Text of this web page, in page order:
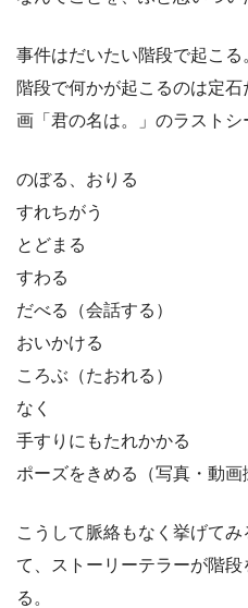
事件はだいたい階段で起こる
階段で何かが起こるのは定
画「君の名は。」のラストシ
のぼる、おりる
すれちがう
とどまる
すわる
だべる（会話する）
おいかける
ころぶ（たおれる）
なく
手すりにもたれかかる
ポーズをきめる（写真・動画
こうして脈絡もなく挙げて
て、ストーリーテラーが階
る。